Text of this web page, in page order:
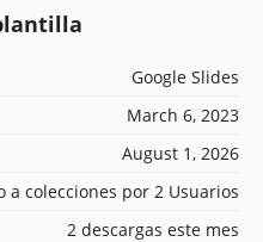
Google Slides
March 6, 2023
August 1, 2026
a colecciones por 2 Usuarios
2 descargas este mes